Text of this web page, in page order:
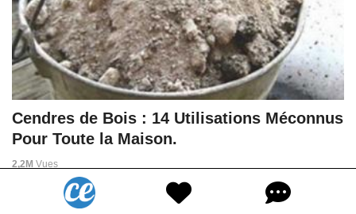
Cendres de Bois : 14 Utilisations Méconnus
Pour Toute la Maison.
2,2M Vues